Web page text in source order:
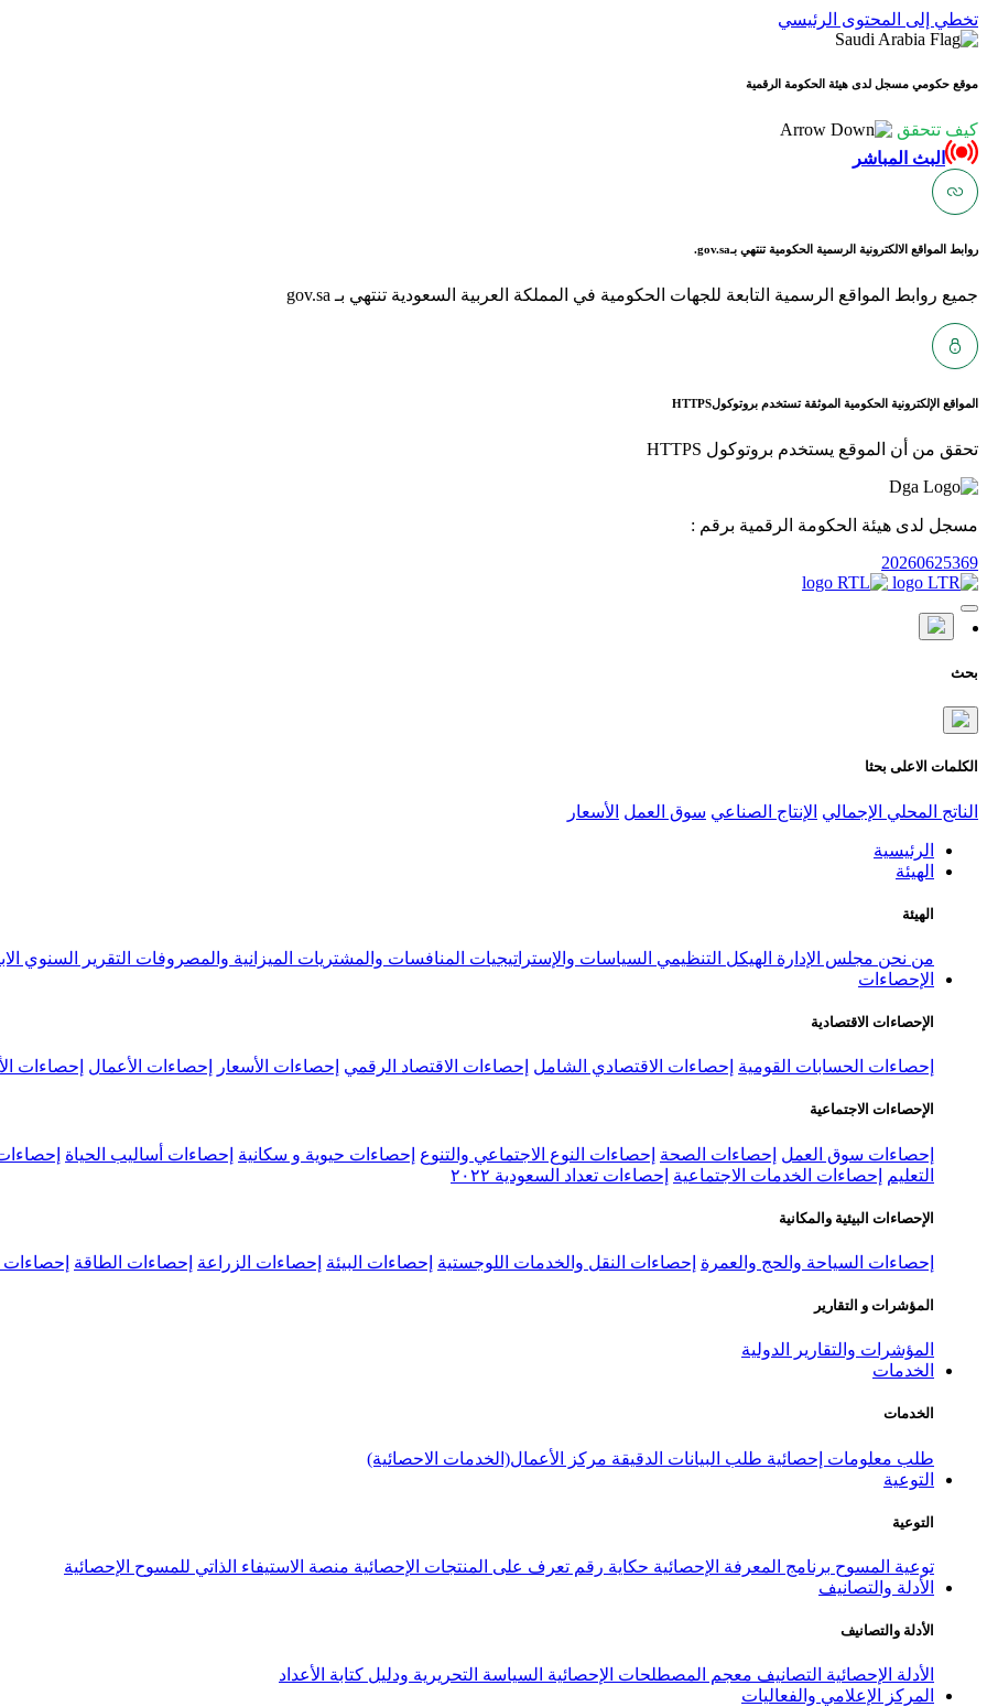
تخطي إلى المحتوى الرئيسي
موقع حكومي مسجل لدى هيئة الحكومة الرقمية
كيف تتحقق
البث المباشر
روابط المواقع الالكترونية الرسمية الحكومية تنتهي بـgov.sa.
جميع روابط المواقع الرسمية التابعة للجهات الحكومية في المملكة العربية السعودية تنتهي بـ gov.sa
المواقع الإلكترونية الحكومية الموثقة تستخدم بروتوكولHTTPS
تحقق من أن الموقع يستخدم بروتوكول HTTPS
مسجل لدى هيئة الحكومة الرقمية برقم :
20260625369
بحث
الكلمات الاعلى بحثا
الناتج المحلي الإجمالي الإنتاج الصناعي سوق العمل الأسعار
الرئيسية
الهيئة
الهيئة
من نحن مجلس الإدارة الهيكل التنظيمي السياسات والإستراتيجيات المنافسات والمشتريات الميزانية والمصروفات التقرير السنوي
الإحصاءات
الإحصاءات الاقتصادية
إحصاءات الحسابات القومية إحصاءات الاقتصادي الشامل إحصاءات الاقتصاد الرقمي إحصاءات الأسعار إحصاءات الأعمال إحصاءات
الإحصاءات الاجتماعية
إحصاءات سوق العمل إحصاءات الصحة إحصاءات النوع الاجتماعي والتنوع إحصاءات حيوية و سكانية إحصاءات أساليب الحياة
التعليم
إحصاءات الخدمات الاجتماعية إحصاءات تعداد السعودية ٢٠٢٢
الإحصاءات البيئية والمكانية
إحصاءات السياحة والحج والعمرة إحصاءات النقل والخدمات اللوجستية إحصاءات البيئة إحصاءات الزراعة إحصاءات الطاقة إحصاءات
المؤشرات و التقارير
المؤشرات والتقارير الدولية
الخدمات
الخدمات
طلب معلومات إحصائية طلب البيانات الدقيقة مركز الأعمال(الخدمات الاحصائية)
التوعية
التوعية
توعية المسوح برنامج المعرفة الإحصائية حكاية رقم تعرف على المنتجات الإحصائية منصة الاستيفاء الذاتي للمسوح الإحصائية
الأدلة والتصانيف
الأدلة والتصانيف
الأدلة الإحصائية التصانيف معجم المصطلحات الإحصائية السياسة التحريرية ودليل كتابة الأعداد
المركز الإعلامي والفعاليات